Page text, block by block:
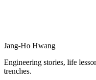
Jang-Ho Hwang
Engineering stories, life
trenches.